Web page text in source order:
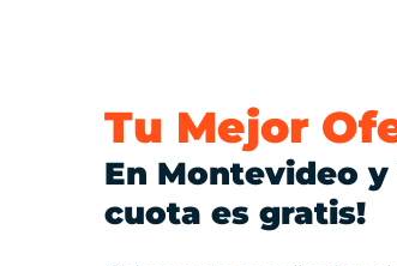
Tu Mejor
En Montevideo y
cuota es gratis!